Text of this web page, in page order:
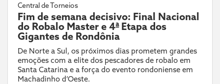
Central de Torneios
Fim de semana decisivo: Final Nacional
do Robalo Master e 4ª Etapa dos
Gigantes de Rondônia
De Norte a Sul, os próximos dias prometem grandes
emoções com a elite dos pescadores de robalo em
Santa Catarina e a força do evento rondoniense em
Machadinho d’Oeste.